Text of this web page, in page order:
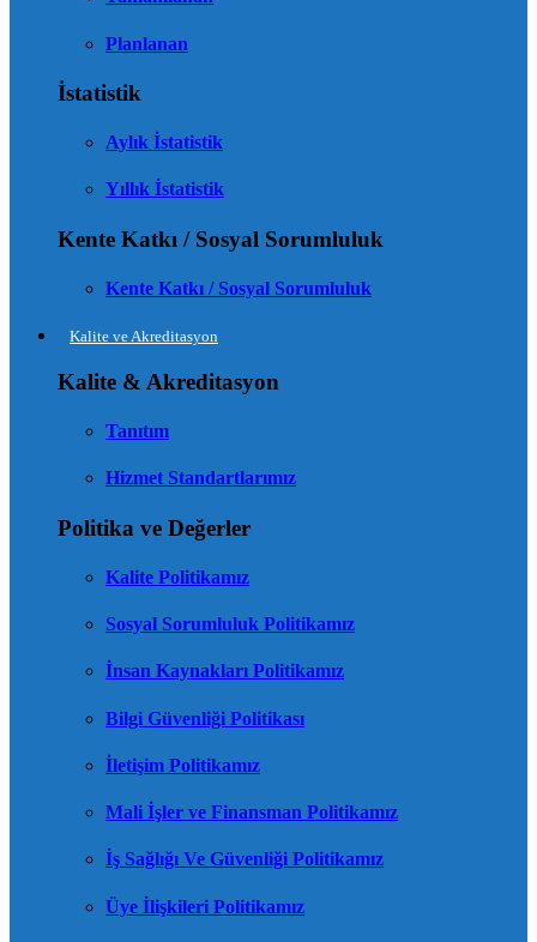
Planlanan
İstatistik
Aylık İstatistik
Yıllık İstatistik
Kente Katkı / Sosyal Sorumluluk
Kente Katkı / Sosyal Sorumluluk
Kalite ve Akreditasyon
Kalite & Akreditasyon
Tanıtım
Hizmet Standartlarımız
Politika ve Değerler
Kalite Politikamız
Sosyal Sorumluluk Politikamız
İnsan Kaynakları Politikamız
Bilgi Güvenliği Politikası
İletişim Politikamız
Mali İşler ve Finansman Politikamız
İş Sağlığı Ve Güvenliği Politikamız
Üye İlişkileri Politikamız